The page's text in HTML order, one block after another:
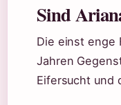
Sind
Die einst enge
Jahren
Eifersucht und